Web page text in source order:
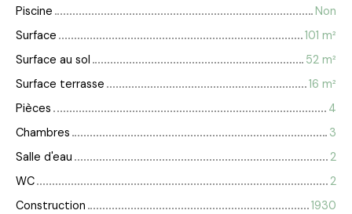
Piscine
Non
Surface
101 m²
Surface au sol
52 m²
Surface terrasse
16 m²
Pièces
4
Chambres
3
Salle d'eau
2
WC
2
Construction
1930